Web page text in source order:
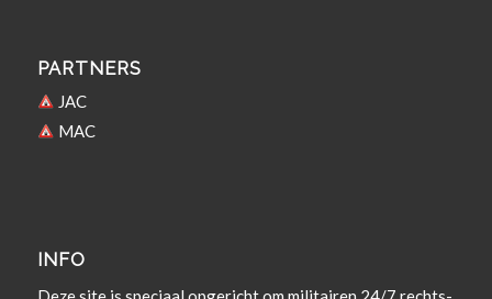
PARTNERS
JAC
MAC
INFO